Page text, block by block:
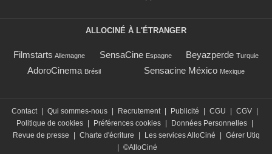
ALLOCINÉ À L'ÉTRANGER
Filmstarts Allemagne SensaCine Espagne Beyazperde Turquie
AdoroCinema Brésil Sensacine México Mexique
Contact | Qui sommes-nous | Recrutement | Publicité | CGU | CGV |
Politique de cookies | Préférences cookies | Données Personnelles |
Revue de presse
| Charte d'écriture | Les services AlloCiné | Gérer Utiq
| ©AlloCiné